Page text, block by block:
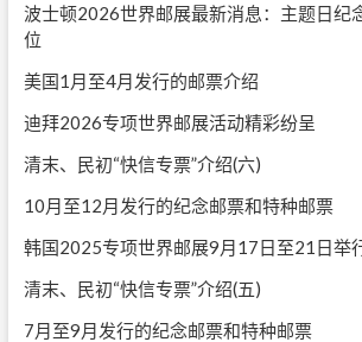
波士顿2026世界邮展最新消息：主题日纪
位
美国1月至4月发行的邮票介绍
迪拜2026专项世界邮展活动精彩纷呈
清末、民初“快信专票”介绍(六)
10月至12月发行的纪念邮票和特种邮票
韩国2025专项世界邮展9月17日至21日举
清末、民初“快信专票”介绍(五)
7月至9月发行的纪念邮票和特种邮票